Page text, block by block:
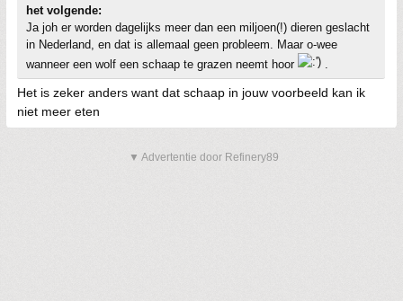
het volgende:
Ja joh er worden dagelijks meer dan een miljoen(!) dieren geslacht
in Nederland, en dat is allemaal geen probleem. Maar o-wee
wanneer een wolf een schaap te grazen neemt hoor
.
Het is zeker anders want dat schaap in jouw voorbeeld kan ik
niet meer eten
▼ Advertentie door Refinery89